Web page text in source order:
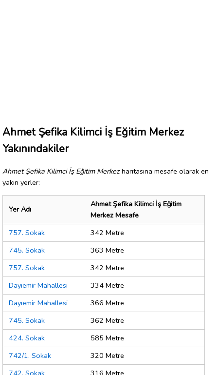
Ahmet Şefika Kilimci İş Eğitim Merkez
Yakınındakiler
Ahmet Şefika Kilimci İş Eğitim Merkezharitasına mesafe olarak en
yakın yerler:
Yer Adı
Ahmet Şefika Kilimci İş Eğitim
Merkez Mesafe
757. Sokak
342 Metre
745. Sokak
363 Metre
757. Sokak
342 Metre
Dayıemir Mahallesi
334 Metre
Dayıemir Mahallesi
366 Metre
745. Sokak
362 Metre
424. Sokak
585 Metre
742/1. Sokak
320 Metre